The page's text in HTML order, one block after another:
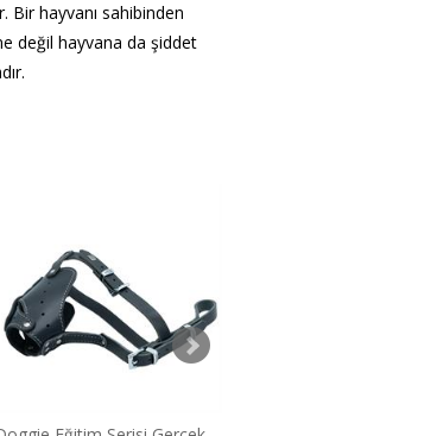
Bir hayvanı sahibinden
değil hayvana da şiddet